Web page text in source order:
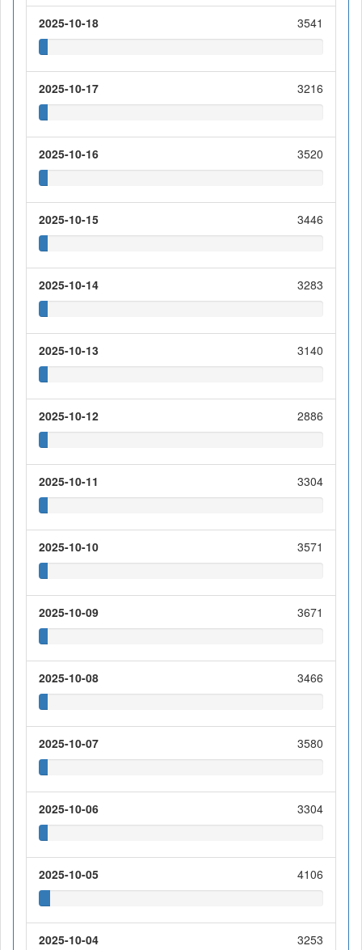
2025-10-18 3541
2025-10-17 3216
2025-10-16 3520
2025-10-15 3446
2025-10-14 3283
2025-10-13 3140
2025-10-12 2886
2025-10-11 3304
2025-10-10 3571
2025-10-09 3671
2025-10-08 3466
2025-10-07 3580
2025-10-06 3304
2025-10-05 4106
2025-10-04 3253